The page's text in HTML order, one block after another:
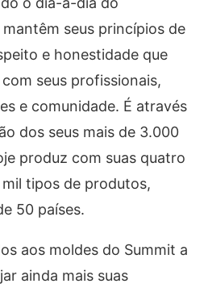
seus princípios de
e honestidade que
seus profissionais,
e comunidade. É através
dos seus mais de 3.000
produz com suas quatro
tipos de produtos,
50 países.
aos moldes do Summit a
ainda mais suas